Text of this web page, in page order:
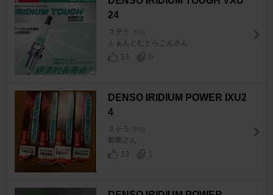
24
ステラ [RN]
ふぁんとむどらごんさん
13
0
DENSO IRIDIUM POWER IXU2
4
ステラ [RN]
郷剛さん
13
1